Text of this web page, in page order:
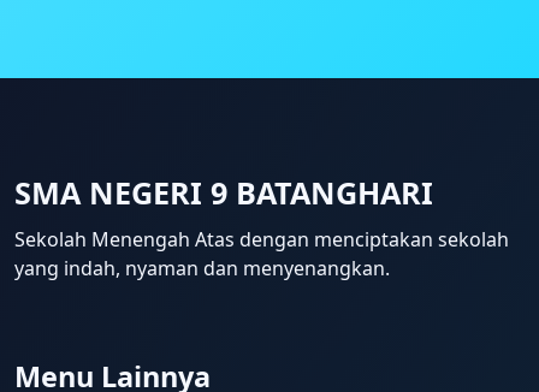
SMA NEGERI 9 BATANGHARI
Sekolah Menengah Atas dengan menciptakan sekolah
yang indah, nyaman dan menyenangkan.
Menu Lainnya